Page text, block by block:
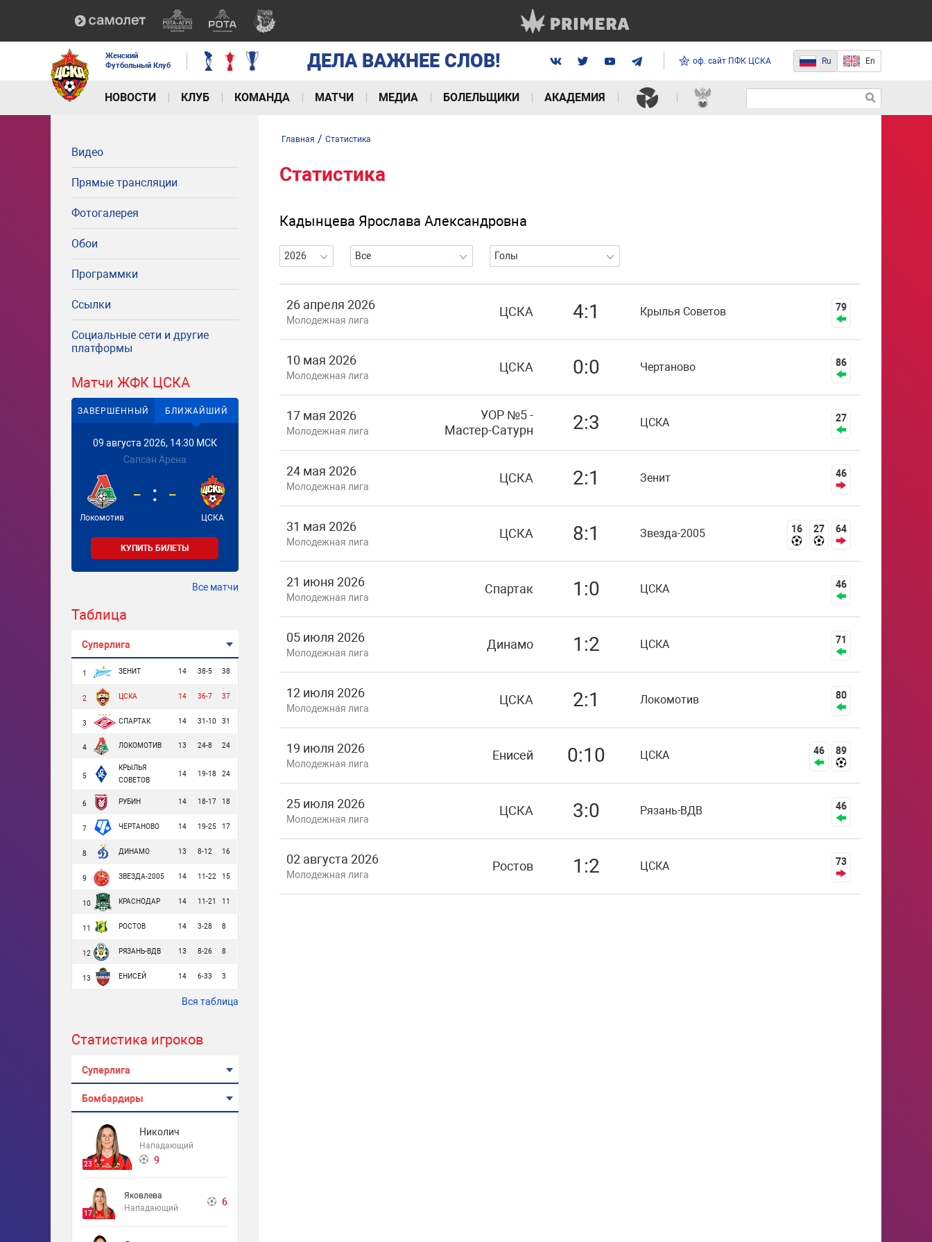
Женский
Футбольный Клуб
ДЕЛА ВАЖНЕЕ СЛОВ! оф. сайт ПФК ЦСКА Ru En
НОВОСТИ КЛУБ КОМАНДА МАТЧИ МЕДИА БОЛЕЛЬЩИКИ АКАДЕМИЯ
Видео
Прямые трансляции
Фотогалерея
Обои
Программки
Ссылки
Социальные сети и другие
платформы
Матчи ЖФК ЦСКА
ЗАВЕРШЕННЫЙ БЛИЖАЙШИЙ
09 августа 2026, 14:30 МСК
Сапсан Арена
Локомотив
- -
ЦСКА
КУПИТЬ БИЛЕТЫ
Все матчи
Таблица
Суперлига
1 ЗЕНИТ 14 38-5 38
2 ЦСКА 14 36-7 37
3 СПАРТАК 14 31-10 31
4 ЛОКОМОТИВ 13 24-8 24
5
КРЫЛЬЯ
СОВЕТОВ
14 19-18 24
6 РУБИН 14 18-17 18
7 ЧЕРТАНОВО 14 19-25 17
8 ДИНАМО 13 8-12 16
9 ЗВЕЗДА-2005 14 11-22 15
10 КРАСНОДАР 14 11-21 11
11 РОСТОВ 14 3-28 8
12 РЯЗАНЬ-ВДВ 13 8-26 8
13 ЕНИСЕЙ 14 6-33 3
Вся таблица
Статистика игроков
Суперлига
Бомбардиры
23
Николич
Нападающий
9
17
Яковлева
Нападающий
6
Главная / Статистика
Статистика
Кадынцева Ярослава Александровна
2026 Все Голы
26 апреля 2026
Молодежная лига
ЦСКА 4:1 Крылья Советов 79
10 мая 2026
Молодежная лига
ЦСКА 0:0 Чертаново 86
17 мая 2026
Молодежная лига
УОР №5 -
Мастер-Сатурн
2:3 ЦСКА 27
24 мая 2026
Молодежная лига
ЦСКА 2:1 Зенит 46
31 мая 2026
Молодежная лига
ЦСКА 8:1 Звезда-2005 16 27 64
21 июня 2026
Молодежная лига
Спартак 1:0 ЦСКА 46
05 июля 2026
Молодежная лига
Динамо 1:2 ЦСКА 71
12 июля 2026
Молодежная лига
ЦСКА 2:1 Локомотив 80
19 июля 2026
Молодежная лига
Енисей 0:10 ЦСКА 46 89
25 июля 2026
Молодежная лига
ЦСКА 3:0 Рязань-ВДВ 46
02 августа 2026
Молодежная лига
Ростов 1:2 ЦСКА 73